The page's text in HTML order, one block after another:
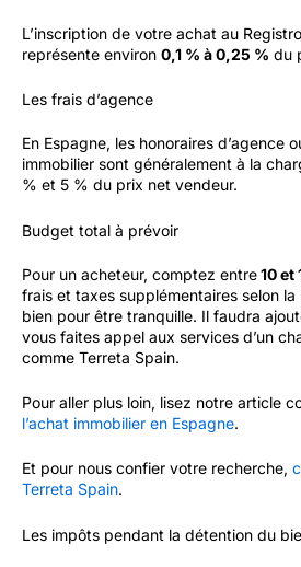
L’inscription de votre achat au
représente environ 0,1 % à 0,25 % du
Les frais d’agence
En Espagne, les honoraires d’agence
immobilier sont généralement à la
% et 5 % du prix net vendeur.
Budget total à prévoir
Pour un acheteur, comptez entre10 et
frais et taxes supplémentaires selon
bien pour être tranquille. Il faudra
vous faites appel aux services d’un
comme Terreta Spain.
Pour aller plus loin, lisez notre article
l’achat immobilier en Espagne.
Et pour nous confier votre recherche,
Terreta Spain.
Les impôts pendant la détention du